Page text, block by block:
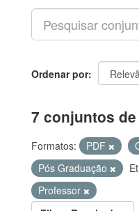
Ordenar por
7 conjuntos
Formatos: PDF
Pós Graduação
Professor